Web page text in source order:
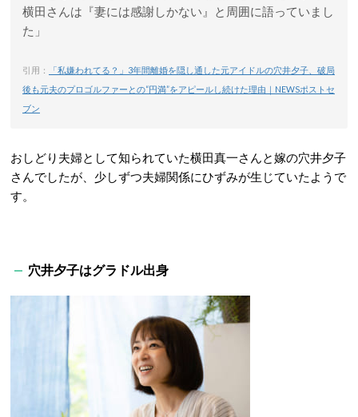
横田さんは『妻には感謝しかない』と周囲に語っていまし
た」
引用：
「私嫌われてる？」3年間離婚を隠し通した元アイドルの穴井夕子、破局
後も元夫のプロゴルファーとの“円満”をアピールし続けた理由｜NEWSポストセ
ブン
おしどり夫婦として知られていた横田真一さんと嫁の穴井夕子
さんでしたが、少しずつ夫婦関係にひずみが生じていたようで
す。
穴井夕子はグラドル出身